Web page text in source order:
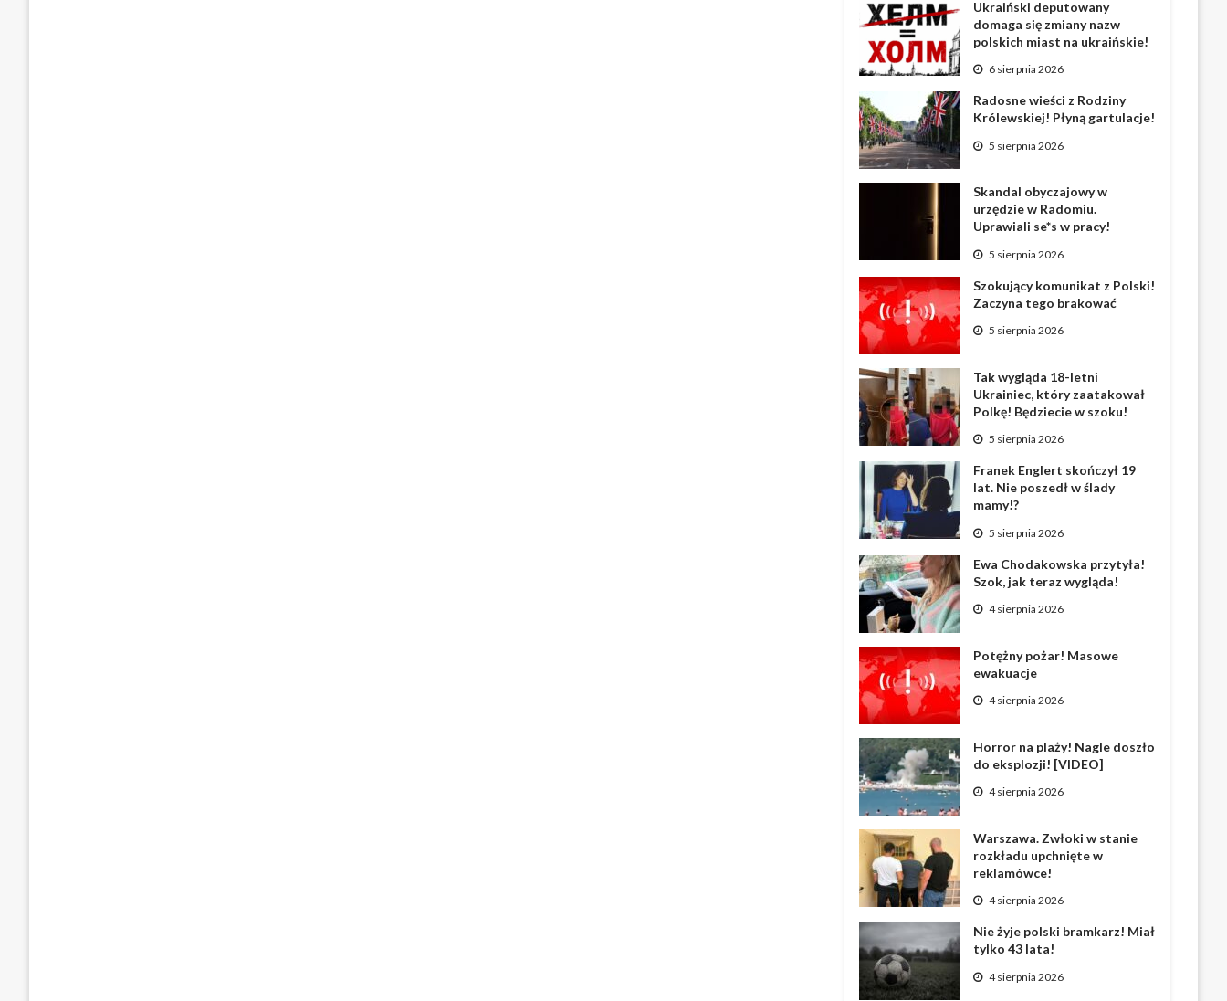
Ukraiński deputowany
domaga się zmiany nazw
polskich miast na ukraińskie!
6 sierpnia 2026
Radosne wieści z Rodziny
Królewskiej! Płyną gartulacje!
5 sierpnia 2026
Skandal obyczajowy w
urzędzie w Radomiu.
Uprawiali se*s w pracy!
5 sierpnia 2026
Szokujący komunikat z Polski!
Zaczyna tego brakować
5 sierpnia 2026
Tak wygląda 18-letni
Ukrainiec, który zaatakował
Polkę! Będziecie w szoku!
5 sierpnia 2026
Franek Englert skończył 19
lat. Nie poszedł w ślady
mamy!?
5 sierpnia 2026
Ewa Chodakowska przytyła!
Szok, jak teraz wygląda!
4 sierpnia 2026
Potężny pożar! Masowe
ewakuacje
4 sierpnia 2026
Horror na plaży! Nagle doszło
do eksplozji! [VIDEO]
4 sierpnia 2026
Warszawa. Zwłoki w stanie
rozkładu upchnięte w
reklamówce!
4 sierpnia 2026
Nie żyje polski bramkarz! Miał
tylko 43 lata!
4 sierpnia 2026